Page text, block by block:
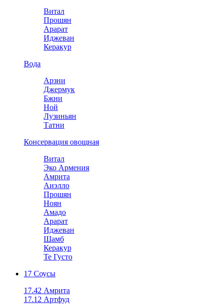
Витал
Прошян
Арарат
Иджеван
Керакур
Вода
Арзни
Джермук
Бжни
Ной
Лузиньян
Татни
Консервация овощная
Витал
Эко Армения
Амрита
Аиэлло
Прошян
Ноян
Амадо
Арарат
Иджеван
Шамб
Керакур
Те Густо
17 Соусы
17.42 Амрита
17.12 Артфуд